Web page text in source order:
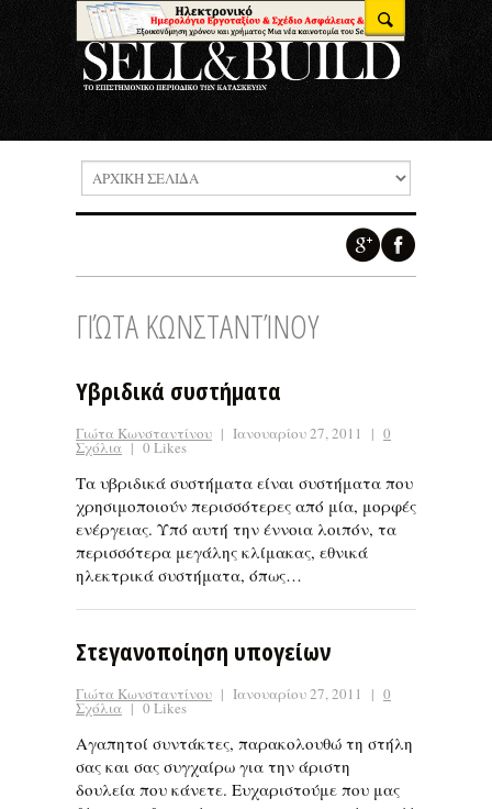
ΓΙΏΤΑ ΚΩΝΣΤΑΝΤΊΝΟΥ
Υβριδικά συστήματα
Γιώτα Κωνσταντίνου | Ιανουαρίου 27, 2011 | 0
Σχόλια | 0 Likes
Τα υβριδικά συστήματα είναι συστήματα που
χρησιμοποιούν περισσότερες από μία, μορφές
ενέργειας. Υπό αυτή την έννοια λοιπόν, τα
περισσότερα μεγάλης κλίμακας, εθνικά
ηλεκτρικά συστήματα, όπως…
Στεγανοποίηση υπογείων
Γιώτα Κωνσταντίνου | Ιανουαρίου 27, 2011 | 0
Σχόλια | 0 Likes
Αγαπητοί συντάκτες, παρακολουθώ τη στήλη
σας και σας συγχαίρω για την άριστη
δουλεία που κάνετε. Ευχαριστούμε που μας